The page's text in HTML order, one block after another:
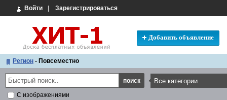
Войти Зарегистрироваться
Добавить объявление
Регион - Повсеместно
С изображениями